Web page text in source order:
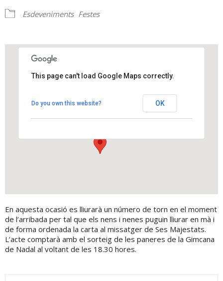
Esdeveniments Festes
Pista poliesportiva - Els Hostalets de Pierola
View Events
This page can't load Google Maps correctly.
Do you own this website? OK
En aquesta ocasió es lliurarà un número de torn en el moment
de l’arribada per tal que els nens i nenes puguin lliurar en mà i
de forma ordenada la carta al missatger de Ses Majestats.
L’acte comptarà amb el sorteig de les paneres de la Gimcana
de Nadal al voltant de les 18.30 hores.